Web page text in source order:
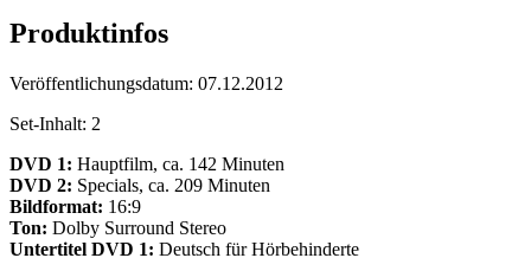
Produktinfos
Veröffentlichungsdatum: 07.12.2012
Set-Inhalt: 2
DVD 1: Hauptfilm, ca. 142 Minuten
DVD 2: Specials, ca. 209 Minuten
Bildformat: 16:9
Ton: Dolby Surround Stereo
Untertitel DVD 1: Deutsch für Hörbehinderte